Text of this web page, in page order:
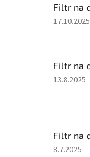
Hodnocení
z
5
17.10.2025
Hodnocení
5
hvězdiček.
13.8.2025
Hodnocení
8.7.2025